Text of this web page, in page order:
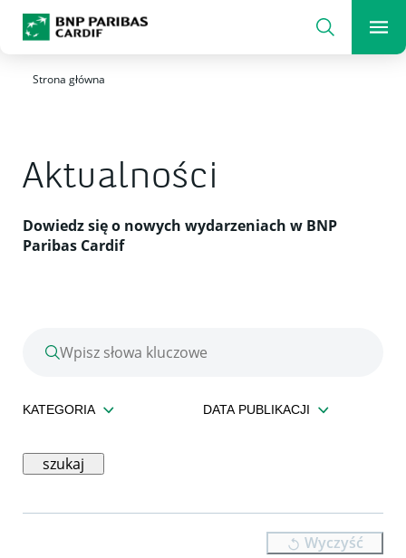
Ubezpieczyciel zmieniającego się świata Wyszukaj
Strona główna
Aktualności
Dowiedz się o nowych wydarzeniach w BNP
Paribas Cardif
KATEGORIA DATA PUBLIKACJI
szukaj
Wyczyść